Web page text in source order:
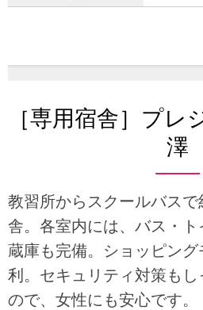
［専用宿舎］プレ
澤
教習所からスクールバス
舎。各室内には、バス・
蔵庫も完備。ショッピン
利。セキュリティ対策も
ので、女性にも安心です。